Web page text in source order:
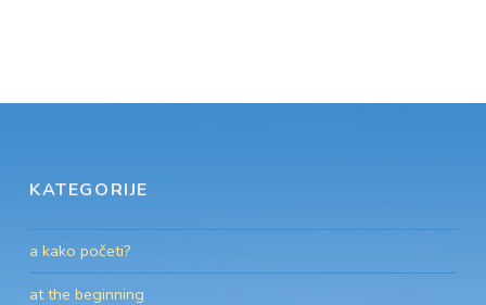
KATEGORIJE
a kako početi?
at the beginning